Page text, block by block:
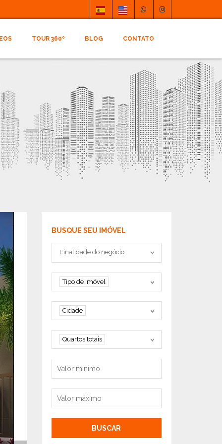
TOUR 360º BLOG CONTATO
BUSQUE SEU IMÓVEL
Tipo negociação
Finalidade do negócio
Tipo de imóvel
Tipo de imóvel
Cidade
Cidade
Quartos
Quartos totais
Valor mínimo
Valor máximo
BUSCAR